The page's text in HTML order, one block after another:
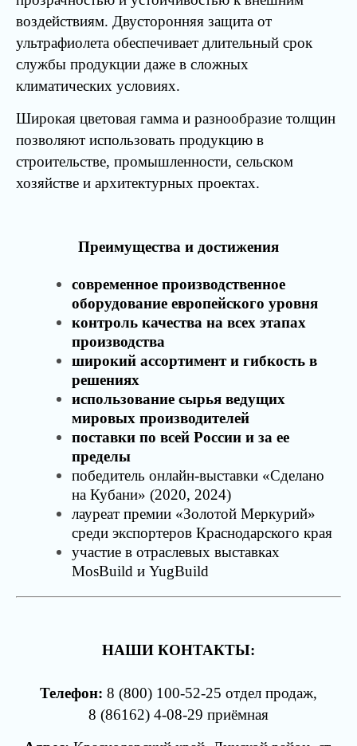
воздействиям. Двусторонняя защита от
ультрафиолета обеспечивает длительный срок
службы продукции даже в сложных
климатических условиях.
Широкая цветовая гамма и разнообразие толщин
позволяют использовать продукцию в
строительстве, промышленности, сельском
хозяйстве и архитектурных проектах.
Преимущества и достижения
современное производственное
оборудование европейского уровня
контроль качества на всех этапах
производства
широкий ассортимент и гибкость в
решениях
использование сырья ведущих
мировых производителей
поставки по всей России и за ее
пределы
победитель онлайн-выставки «Сделано
на Кубани» (2020, 2024)
лауреат премии «Золотой Меркурий»
среди экспортеров Краснодарского края
участие в отраслевых выставках
MosBuild и YugBuild
НАШИ КОНТАКТЫ:
Телефон: 8 (800) 100-52-25 отдел продаж,
8 (86162) 4-08-29 приёмная